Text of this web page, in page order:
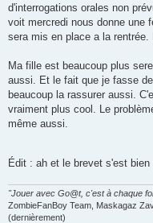
d'interrogations orales non
voit mercredi nous donne une
sera mis en place a la rentrée.
Ma fille est beaucoup plus
aussi. Et le fait que je fasse
beaucoup la rassurer aussi.
vraiment plus cool. Le
même aussi.
Édit : ah et le brevet s'est
"Jouer avec Go@t, c'est à chaque
ZombieFanBoy Team, Maskagaz
(dernièrement)